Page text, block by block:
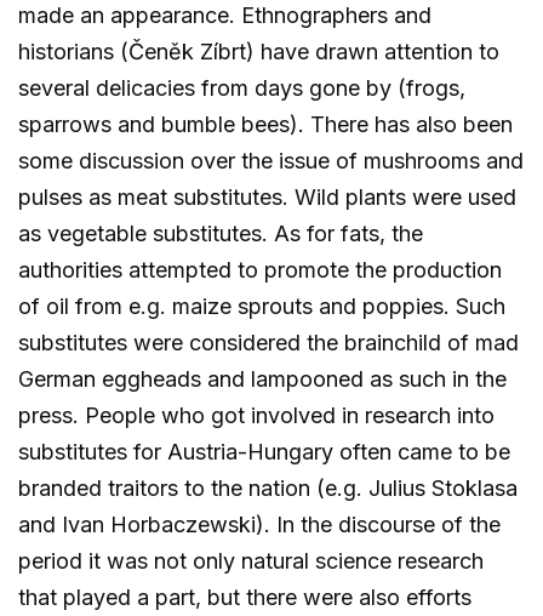
made an appearance. Ethnographers and
historians (Čeněk Zíbrt) have drawn attention to
several delicacies from days gone by (frogs,
sparrows and bumble bees). There has also been
some discussion over the issue of mushrooms and
pulses as meat substitutes. Wild plants were used
as vegetable substitutes. As for fats, the
authorities attempted to promote the production
of oil from e.g. maize sprouts and poppies. Such
substitutes were considered the brainchild of mad
German eggheads and lampooned as such in the
press. People who got involved in research into
substitutes for Austria-Hungary often came to be
branded traitors to the nation (e.g. Julius Stoklasa
and Ivan Horbaczewski). In the discourse of the
period it was not only natural science research
that played a part, but there were also efforts